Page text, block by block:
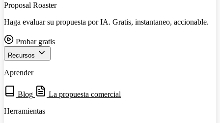
Proposal Roaster
Haga evaluar su propuesta por IA. Gratis, instantaneo, accionable.
Probar gratis
Recursos
Aprender
Blog
La propuesta comercial
Herramientas